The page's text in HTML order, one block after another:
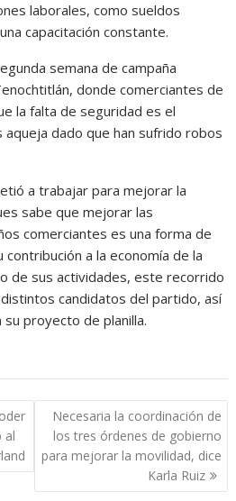
laborales, como sueldos
capacitación constante.
semana de campaña
donde comerciantes de
la falta de seguridad es el
aqueja dado que han sufrido robos
a trabajar para mejorar la
sabe que mejorar las
comerciantes es una forma de
a la economía de la
de sus actividades, este recorrido
candidatos del partido, así
proyecto de planilla.
al
Necesaria la coordinación de
los tres órdenes de gobierno
para mejorar la movilidad, dice
Karla Ruiz